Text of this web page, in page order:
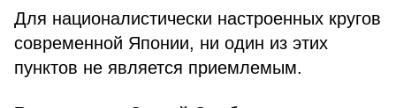
Для националистически настроенных кругов
современной Японии, ни один из этих
пунктов не является приемлемым.